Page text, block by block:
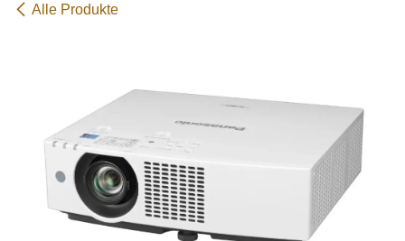
Alle Produkte